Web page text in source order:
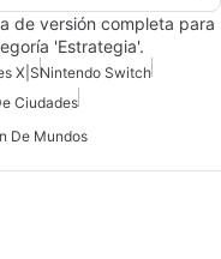
de versión completa para
'Estrategia'.
X|SNintendo Switch
Ciudades
De Mundos